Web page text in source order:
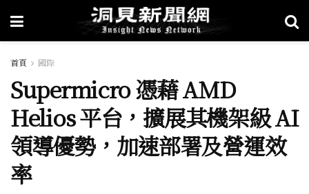
首頁 國際
Supermicro 憑藉 AMD
Helios 平台，擴展其機架級 AI
領導優勢，加速部署及營運效
率